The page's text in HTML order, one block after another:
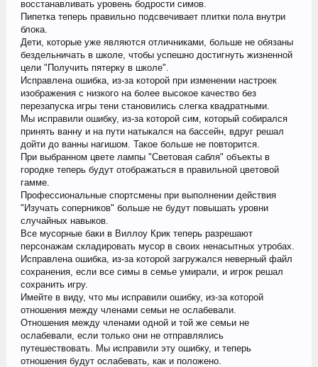
восстанавливать уровень бодрости симов.
Пипетка теперь правильно подсвечивает плитки пола внутри
блока.
Дети, которые уже являются отличниками, больше не обязаны
бездельничать в школе, чтобы успешно достигнуть жизненной
цели "Получить пятерку в школе".
Исправлена ошибка, из-за которой при изменении настроек
изображения с низкого на более высокое качество без
перезапуска игры тени становились слегка квадратными.
Мы исправили ошибку, из-за которой сим, который собирался
принять ванну и на пути натыкался на бассейн, вдруг решал
дойти до ванны нагишом. Такое больше не повторится.
При выбранном цвете лампы "Световая сабля" объекты в
городке теперь будут отображаться в правильной цветовой
гамме.
Профессиональные спортсмены при выполнении действия
"Изучать соперников" больше не будут повышать уровни
случайных навыков.
Все мусорные баки в Виллоу Крик теперь разрешают
персонажам складировать мусор в своих ненасытных утробах.
Исправлена ошибка, из-за которой загружался неверный файл
сохранения, если все симы в семье умирали, и игрок решал
сохранить игру.
Имейте в виду, что мы исправили ошибку, из-за которой
отношения между членами семьи не ослабевали.
Отношения между членами одной и той же семьи не
ослабевали, если только они не отправлялись
путешествовать. Мы исправили эту ошибку, и теперь
отношения будут ослабевать, как и положено.